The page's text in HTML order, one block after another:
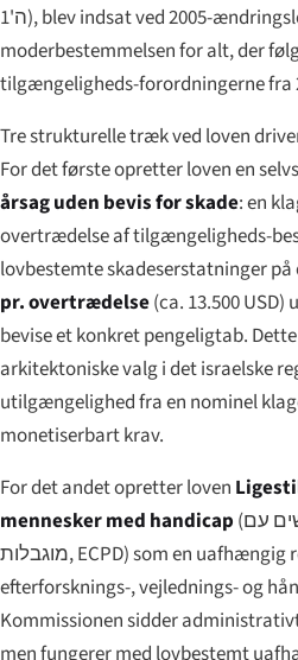
ה'1), blev indsat ved 2005-
moderbestemmelsen for alt, der
tilgængeligheds-forordningerne fra
Tre strukturelle træk ved loven
For det første opretter loven en
årsag uden bevis for skade: en
overtrædelse af tilgængeligheds-
lovbestemte skadeserstatninger på
pr. overtrædelse(ca. 13.500
bevise et konkret pengeligtab.
arkitektoniske valg i det israelske
utilgængelighed fra en nominel
monetiserbart krav.
For det andet opretter loven
mennesker med handicap (עם
מוגבלות, ECPD) som en uafhængig
efterforsknings-, vejlednings- og
Kommissionen sidder
men fungerer med lovbestemt